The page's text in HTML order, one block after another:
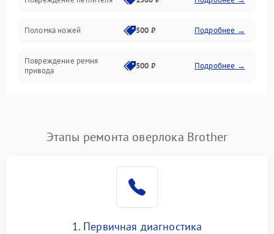
Поломка ножей 500 ₽ Подробнее →
Повреждение ремня
привода
500 ₽ Подробнее →
Неисправность системы
подачи масла
1500 ₽ Подробнее →
500 ₽
Этапы ремонта оверлока Brother
1. Первичная диагностика